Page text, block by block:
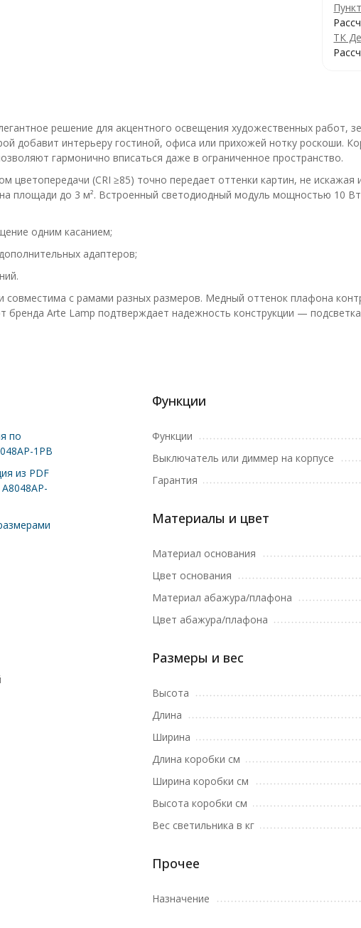
ТК
решение для акцентного освещения художественных работ,
добавит интерьеру гостиной, офиса или прихожей нотку роскоши.
гармонично вписаться даже в ограниченное пространство.
цветопередачи (CRI ≥85) точно передает оттенки картин, не
площади до 3 м². Встроенный светодиодный модуль мощностью 10
одним касанием;
адаптеров;
совместима с рамами разных размеров. Медный оттенок плафона
бренда Arte Lamp подтверждает надежность конструкции —
по
1PB
из PDF
Функции
Функции
Выключатель или диммер на корпусе
Гарантия
Материалы и цвет
Материал основания
Цвет основания
Материал абажура/плафона
Цвет абажура/плафона
Размеры и вес
Высота
Длина
Ширина
Длина коробки см
Ширина коробки см
Высота коробки см
Вес светильника в кг
Прочее
Назначение